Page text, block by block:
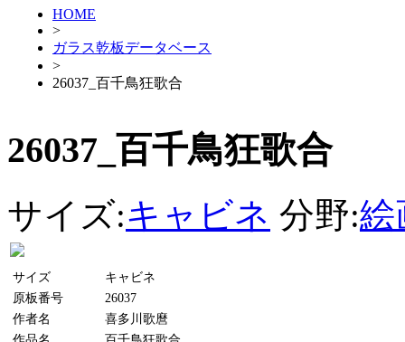
HOME
>
ガラス乾板データベース
>
26037_百千鳥狂歌合
26037_百千鳥狂歌合
サイズ:キャビネ 分野:絵
サイズ
キャビネ
原板番号
26037
作者名
喜多川歌麿